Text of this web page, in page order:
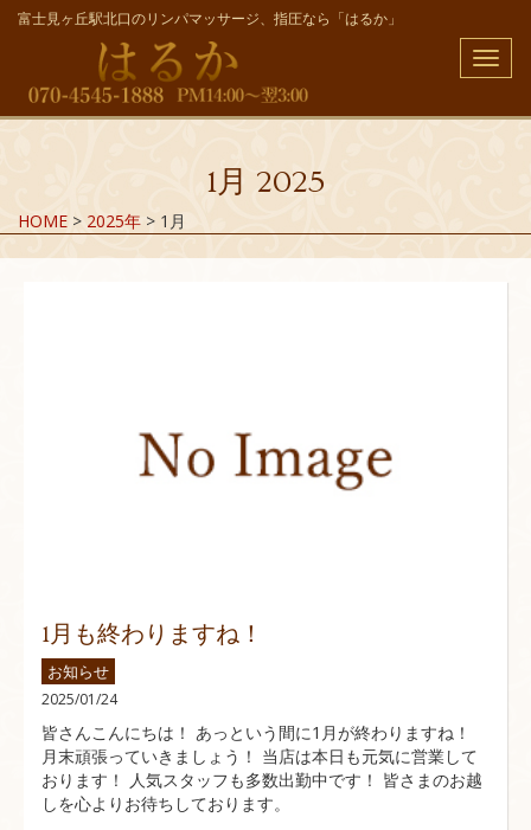
富士見ヶ丘駅北口のリンパマッサージ、指圧なら「はるか」
メ
ニ
1月 2025
HOME > 2025年 > 1月
1月も終わりますね！
お知らせ
2025/01/24
皆さんこんにちは！ あっという間に1月が終わりますね！
月末頑張っていきましょう！ 当店は本日も元気に営業して
おります！ 人気スタッフも多数出勤中です！ 皆さまのお越
しを心よりお待ちしております。